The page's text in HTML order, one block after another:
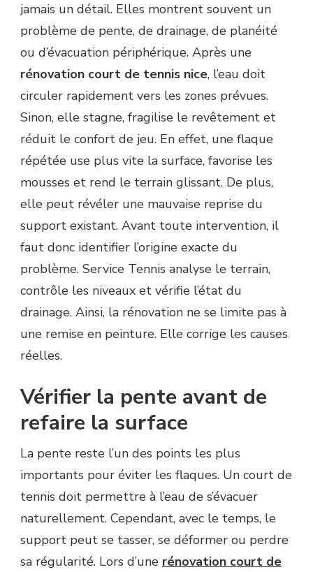
APRÈS
RÉNOVATION
DE
DE
TENNIS
?
jamais un détail. Elles montrent souvent un
problème de pente, de drainage, de planéité
ou d’évacuation périphérique. Après une
rénovation court de tennis nice, l’eau doit
circuler rapidement vers les zones prévues.
Sinon, elle stagne, fragilise le revêtement et
réduit le confort de jeu. En effet, une flaque
répétée use plus vite la surface, favorise les
mousses et rend le terrain glissant. De plus,
elle peut révéler une mauvaise reprise du
support existant. Avant toute intervention, il
faut donc identifier l’origine exacte du
problème. Service Tennis analyse le terrain,
contrôle les niveaux et vérifie l’état du
drainage. Ainsi, la rénovation ne se limite pas à
une remise en peinture. Elle corrige les causes
réelles.
Vérifier la pente avant de
refaire la surface
La pente reste l’un des points les plus
importants pour éviter les flaques. Un court de
tennis doit permettre à l’eau de s’évacuer
naturellement. Cependant, avec le temps, le
support peut se tasser, se déformer ou perdre
sa régularité. Lors d’une rénovation court de